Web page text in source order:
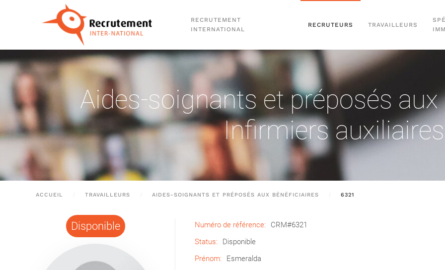
Passer au contenu principal
RECRUTEMENT
INTERNATIONAL
RECRUTEURS TRAVAILLEURS
Aides-soignants et préposés
Infirmiers auxiliaires
ACCUEIL TRAVAILLEURS AIDES-SOIGNANTS ET PRÉPOSÉS AUX BÉNÉFICIAIRES 6321
Disponible Numéro de référence:
CRM#6321
Status:
Disponible
Prénom:
Esmeralda